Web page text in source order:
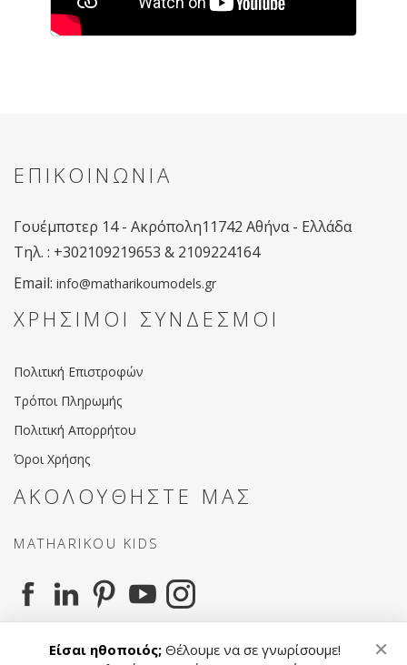
ΕΠΙΚΟΙΝΩΝΙΑ
Γουέμπστερ 14 - Ακρόπολη11742 Αθήνα - Ελλάδα
Tηλ. : +302109219653 & 2109224164
Email: info@matharikoumodels.gr
ΧΡΗΣΙΜΟΙ ΣΥΝΔΕΣΜΟΙ
Πολιτική Επιστροφών
Τρόποι Πληρωμής
Πολιτική Απορρήτου
Όροι Χρήσης
ΑΚΟΛΟΥΘΗΣΤΕ ΜΑΣ
MATHARIKOU KIDS
MATHARIKOU AGENCY
Είσαι ηθοποιός;Θέλουμε να σε γνωρίσουμε!
×